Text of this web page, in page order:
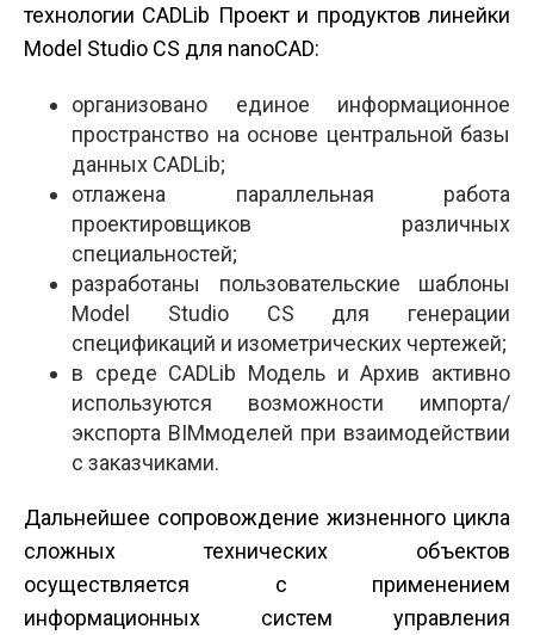
технологии CADLib Проект и продуктов линейки
Model Studio CS для nanoCAD:
организовано единое информационное
пространство на основе центральной базы
данных CADLib;
отлажена параллельная работа
проектировщиков различных
специальностей;
разработаны пользовательские шаблоны
Model Studio CS для генерации
спецификаций и изометрических чертежей;
в среде CADLib Модель и Архив активно
используются возможности импорта/
экспорта BIM­моделей при взаимодействии
с заказчиками.
Дальнейшее сопровождение жизненного цикла
сложных технических объектов
осуществляется с применением
информационных систем управления